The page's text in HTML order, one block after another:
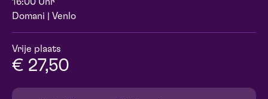
Domani | Venlo
Vrije plaats
€ 27,50